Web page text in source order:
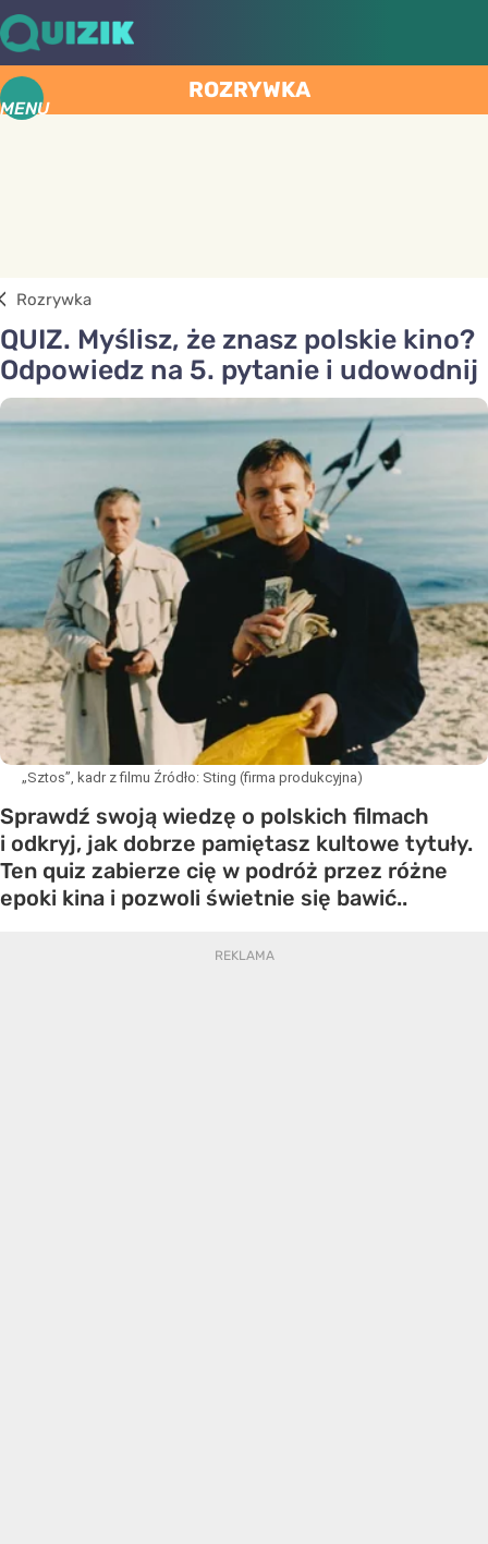
MENU
ROZRYWKA
Rozrywka
QUIZ. Myślisz, że znasz polskie kino?
Odpowiedz na 5. pytanie i udowodnij
„Sztos”, kadr z filmu Źródło: Sting (firma produkcyjna)
Sprawdź swoją wiedzę o polskich filmach
i odkryj, jak dobrze pamiętasz kultowe tytuły.
Ten quiz zabierze cię w podróż przez różne
epoki kina i pozwoli świetnie się bawić..